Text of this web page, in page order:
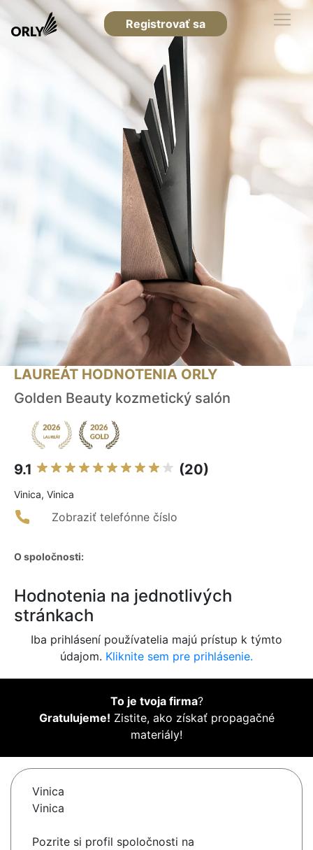
Registrovať sa
LAUREÁT HODNOTENIA ORLY
Golden Beauty kozmetický salón
9.1 (20)
Vinica, Vinica
Zobraziť telefónne číslo
O spoločnosti:
Hodnotenia na jednotlivých
stránkach
Iba prihlásení používatelia majú prístup k týmto
údajom. Kliknite sem pre prihlásenie.
To je tvoja firma?
Gratulujeme! Zistite, ako získať propagačné
materiály!
Vinica
Vinica
Pozrite si profil spoločnosti na